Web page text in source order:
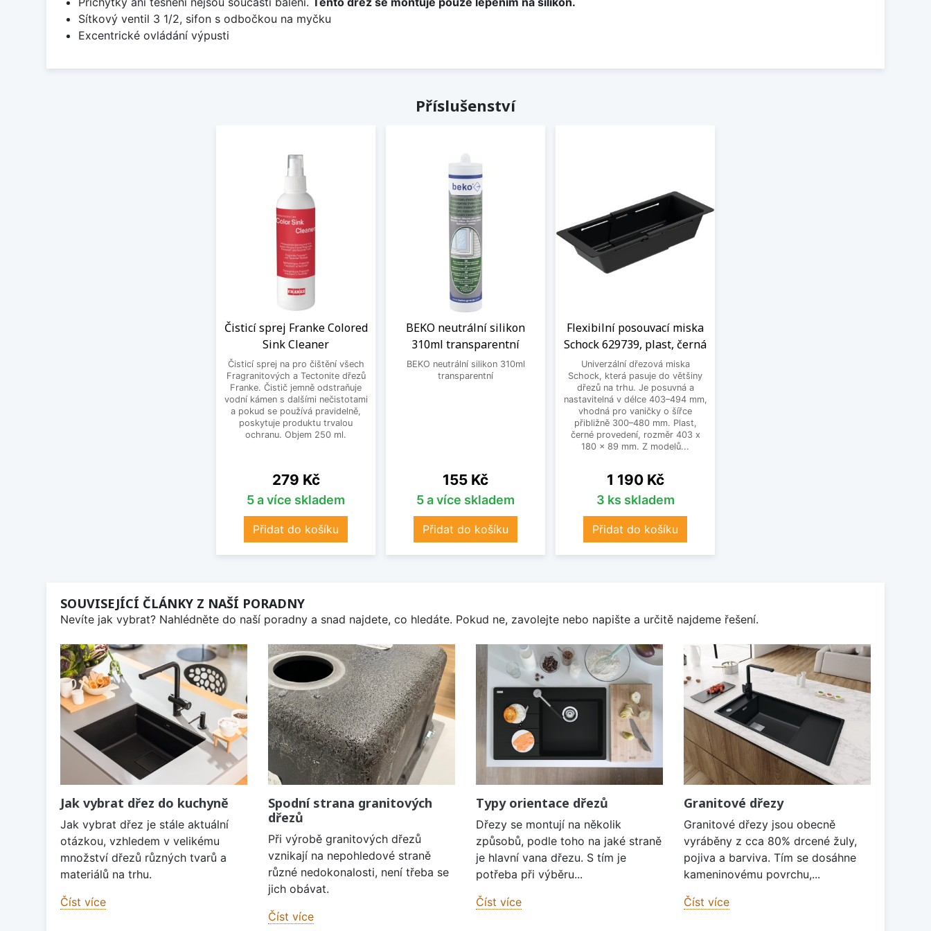
Sítkový ventil 3 1/2, sifon s odbočkou na myčku
Excentrické ovládání výpusti
Příslušenství
Čisticí sprej Franke Colored
Sink Cleaner
Čisticí sprej na pro čištění všech
Fragranitových a Tectonite dřezů
Franke. Čistič jemně odstraňuje
vodní kámen s dalšími nečistotami
a pokud se používá pravidelně,
poskytuje produktu trvalou
ochranu. Objem 250 ml.
Cena
279 Kč
5 a více skladem
Přidat do košíku
BEKO neutrální silikon
310ml transparentní
BEKO neutrální silikon 310ml
transparentní
Cena
155 Kč
5 a více skladem
Přidat do košíku
Flexibilní posouvací miska
Schock 629739, plast, černá
Univerzální dřezová miska
Schock, která pasuje do většiny
dřezů na trhu. Je posuvná a
nastavitelná v délce 403–494 mm,
vhodná pro vaničky o šířce
přibližně 300–480 mm. Plast,
černé provedení, rozměr 403 x
180 x 89 mm. Z modelů...
Cena
1 190 Kč
3 ks skladem
Přidat do košíku
SOUVISEJÍCÍ ČLÁNKY Z NAŠÍ PORADNY
Nevíte jak vybrat? Nahlédněte do naší poradny a snad najdete, co hledáte. Pokud ne, zavolejte nebo napište a určitě najdeme řešení.
Jak vybrat dřez do kuchyně
Jak vybrat dřez je stále aktuální
otázkou, vzhledem v velikému
množství dřezů různých tvarů a
materiálů na trhu.
Číst více
Spodní strana granitových
dřezů
Při výrobě granitových dřezů
vznikají na nepohledové straně
různé nedokonalosti, není třeba se
jich obávat.
Číst více
Typy orientace dřezů
Dřezy se montují na několik
způsobů, podle toho na jaké straně
je hlavní vana dřezu. S tím je
potřeba při výběru...
Číst více
Granitové dřezy
Granitové dřezy jsou obecně
vyráběny z cca 80% drcené žuly,
pojiva a barviva. Tím se dosáhne
kameninovému povrchu,...
Číst více